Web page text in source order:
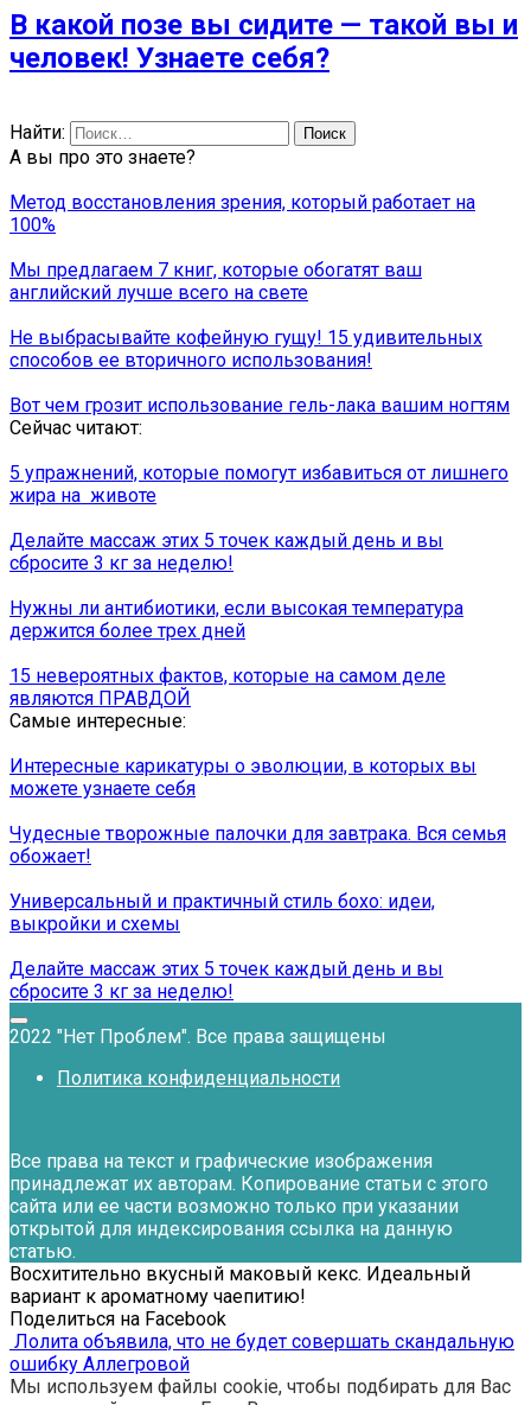
В какой позе вы сидите — такой вы и
человек! Узнаете себя?
Найти:
А вы про это знаете?
Метод восстановления зрения, который работает на
100%
Мы предлагаем 7 книг, которые обогатят ваш
английский лучше всего на свете
Не выбрасывайте кофейную гущу! 15 удивительных
способов ее вторичного использования!
Вот чем грозит использование гель-лака вашим ногтям
Сейчас читают:
5 упражнений, которые помогут избавиться от лишнего
жира на животе
Делайте массаж этих 5 точек каждый день и вы
сбросите 3 кг за неделю!
Нужны ли антибиотики, если высокая температура
держится более трех дней
15 невероятных фактов, которые на самом деле
являются ПРАВДОЙ
Самые интересные:
Интересные карикатуры о эволюции, в которых вы
можете узнаете себя
Чудесные творожные палочки для завтрака. Вся семья
обожает!
Универсальный и практичный стиль бохо: идеи,
выкройки и схемы
Делайте массаж этих 5 точек каждый день и вы
сбросите 3 кг за неделю!
2022 "Нет Проблем". Все права защищены
Политика конфиденциальности
Все права на текст и графические изображения
принадлежат их авторам. Копирование статьи с этого
сайта или ее части возможно только при указании
открытой для индексирования ссылка на данную
статью.
Восхитительно вкусный маковый кекс. Идеальный
вариант к ароматному чаепитию!
Поделиться на Facebook
Лолита объявила, что не будет совершать скандальную
ошибку Аллегровой
Мы используем файлы cookie, чтобы подбирать для Вас